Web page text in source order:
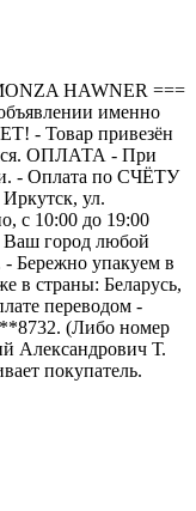
HAWNER ===
именно
- Товар привезён
ОПЛАТА - При
- Оплата по СЧЁТУ
ул.
с 10:00 до 19:00
Ваш город любой
Бережно упакуем в
в страны: Беларусь,
переводом -
(Либо номер
Александрович Т.
покупатель.